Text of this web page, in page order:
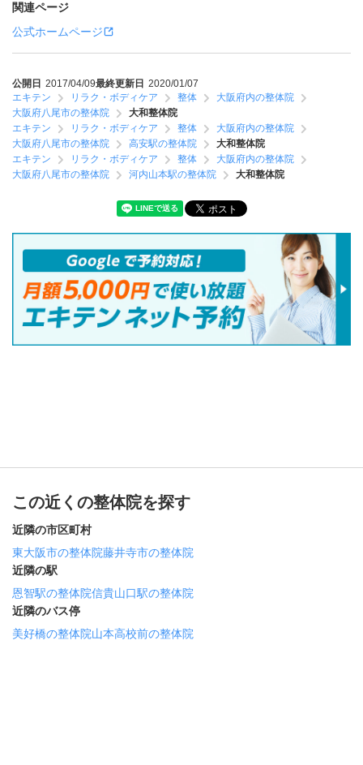
関連ページ
公式ホームページ
公開日 2017/04/09最終更新日 2020/01/07
エキテン
リラク・ボディケア 整体
大阪府内の整体院
大阪府八尾市の整体院
大和整体院
エキテン
リラク・ボディケア 整体
大阪府内の整体院
大阪府八尾市の整体院
高安駅の整体院
大和整体院
エキテン
リラク・ボディケア 整体
大阪府内の整体院
大阪府八尾市の整体院
河内山本駅の整体院 大和整体院
この近くの整体院を探す
近隣の市区町村
東大阪市の整体院藤井寺市の整体院
近隣の駅
恩智駅の整体院信貴山口駅の整体院
近隣のバス停
美好橋の整体院山本高校前の整体院